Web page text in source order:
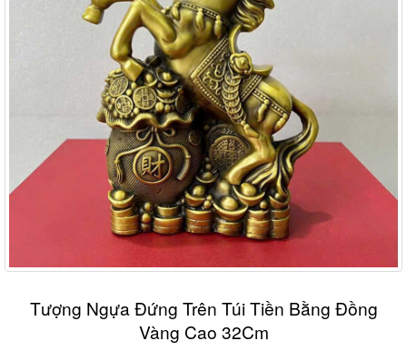
Tượng Ngựa Đứng Trên Túi Tiền Bằng Đồng
Vàng Cao 32Cm